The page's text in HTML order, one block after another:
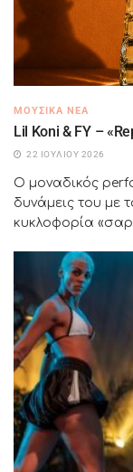
ΜΟΥΣΙΚΆ ΝΈΑ
Lil Koni & FY –
22 ΙΟΥΛΊΟΥ 2026
Ο μοναδικός
δυνάμεις του με
κυκλοφορία